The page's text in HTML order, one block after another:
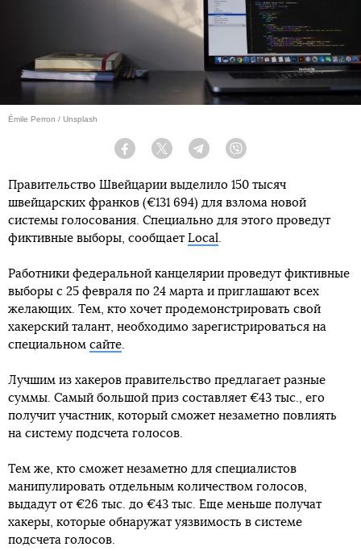
Émile Perron / Unsplash
Facebook Twitter Telegram
Правительство Швейцарии выделило 150 тысяч
швейцарских франков (€131 694) для взлома новой
системы голосования. Специально для этого проведут
фиктивные выборы, сообщает Local.
Работники федеральной канцелярии проведут фиктивные
выборы с 25 февраля по 24 марта и приглашают всех
желающих. Тем, кто хочет продемонстрировать свой
хакерский талант, необходимо зарегистрироваться на
специальном сайте.
Лучшим из хакеров правительство предлагает разные
суммы. Самый большой приз составляет €43 тыс., его
получит участник, который сможет незаметно повлиять
на систему подсчета голосов.
Тем же, кто сможет незаметно для специалистов
манипулировать отдельным количеством голосов,
выдадут от €26 тыс. до €43 тыс. Еще меньше получат
хакеры, которые обнаружат уязвимость в системе
подсчета голосов.